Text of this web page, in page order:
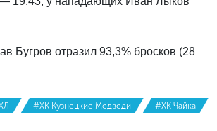
Бугров отразил 93,3% бросков (28
#ХК Кузнецкие Медведи
#ХК Чайка